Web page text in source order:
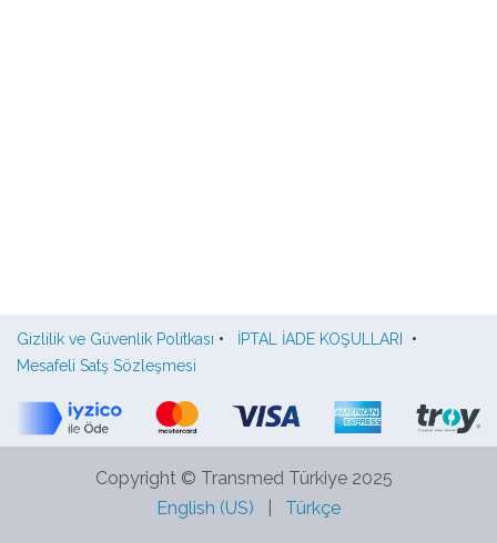
Gizlilik ve Güvenlik Politkası • İPTAL İADE KOŞULLARI
•
Mesafeli Satş Sözleşmesi
Copyright © Transmed Türkiye 2025
English (US)
Türkçe